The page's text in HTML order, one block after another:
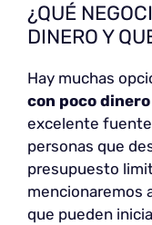
¿QUÉ
DINERO Y
Hay muchas
con poco
excelente fuente
personas que
presupuesto
mencionaremos
que pueden